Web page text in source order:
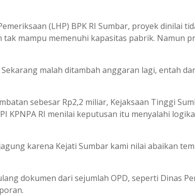
(LHP) BPK RI Sumbar, proyek dinilai
mampu memenuhi kapasitas pabrik. Namun
malah ditambah anggaran lagi, entah
sebesar Rp2,2 miliar, Kejaksaan Tinggi
KPNPA RI menilai keputusan itu menyalahi
karena Kejati Sumbar kami nilai abaikan
dokumen dari sejumlah OPD, seperti Dinas